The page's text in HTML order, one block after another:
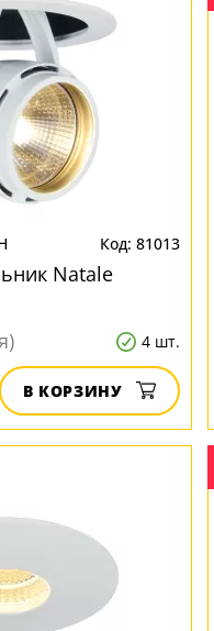
81013
Natale
4 шт.
В КОРЗИНУ